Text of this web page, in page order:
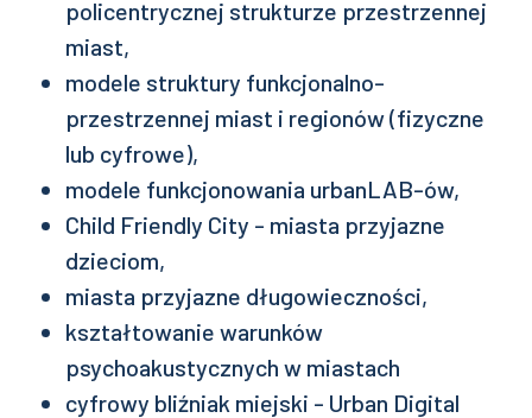
policentrycznej strukturze przestrzennej
miast,
modele struktury funkcjonalno-
przestrzennej miast i regionów (fizyczne
lub cyfrowe),
modele funkcjonowania urbanLAB-ów,
Child Friendly City - miasta przyjazne
dzieciom,
miasta przyjazne długowieczności,
kształtowanie warunków
psychoakustycznych w miastach
cyfrowy bliźniak miejski - Urban Digital